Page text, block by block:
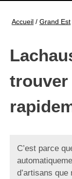
Accueil / Grand Est
trouver
C’est parce
d’artisans